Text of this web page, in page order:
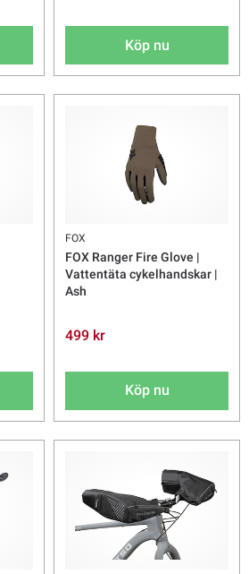
Köp nu
FOX
FOX Ranger Fire Glove |
Vattentäta cykelhandskar |
Ash
499 kr
Köp nu